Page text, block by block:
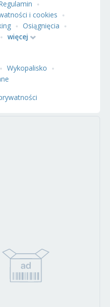
i cookies
Osiągnięcia
więcej
Wykopalisko